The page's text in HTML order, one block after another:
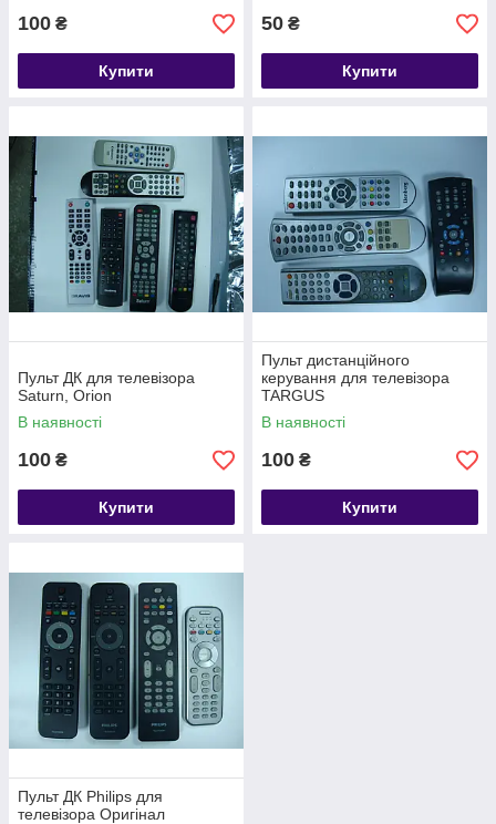
100 ₴
Купити
50 ₴
Купити
Пульт ДК для телевізора
Saturn, Orion
В наявності
100 ₴
Купити
Пульт дистанційного
керування для телевізора
TARGUS
В наявності
100 ₴
Купити
Пульт ДК Philips для
телевізора Оригінал